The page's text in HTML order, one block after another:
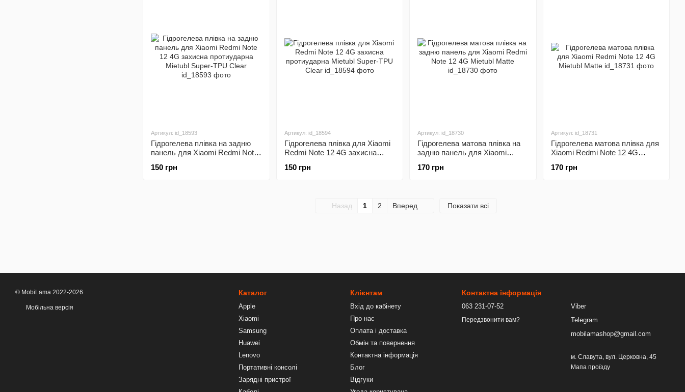
Артикул: id_18593
Гідрогелева плівка на задню
панель для Xiaomi Redmi Note
Mietubl Super-TPU Clear
150 грн
Артикул: id_18594
Гідрогелева плівка для Xiaomi
Redmi Note 12 4G захисна
Clear
150 грн
Артикул: id_18730
Гідрогелева матова плівка на
задню панель для Xiaomi
170 грн
Артикул: id_18731
Гідрогелева матова плівка для
Xiaomi Redmi Note 12 4G
170 грн
Назад 1 2 Вперед Показати всі
© MobiLama 2022-2026
Мобільна версія
Каталог
Apple
Xiaomi
Samsung
Huawei
Lenovo
Портативні консолі
Зарядні пристрої
Клієнтам
Вхід до кабінету
Про нас
Оплата і доставка
Обмін та повернення
Контактна інформація
Блог
Відгуки
Контактна інформація
063 231-07-52
Передзвонити вам?
Viber
Telegram
mobilamashop@gmail.com
м. Славута, вул. Церковна, 45
Мапа проїзду